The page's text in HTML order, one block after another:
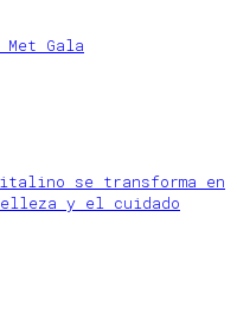
Gala
se transforma en
y el cuidado